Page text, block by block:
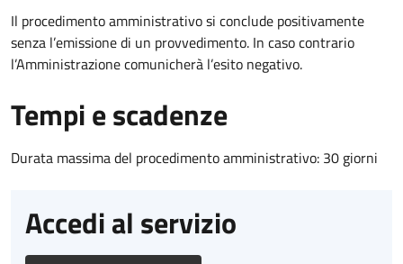
Il procedimento amministrativo si conclude positivamente
senza l’emissione di un provvedimento. In caso contrario
l’Amministrazione comunicherà l’esito negativo.
Tempi e scadenze
Durata massima del procedimento amministrativo: 30 giorni
Accedi al servizio